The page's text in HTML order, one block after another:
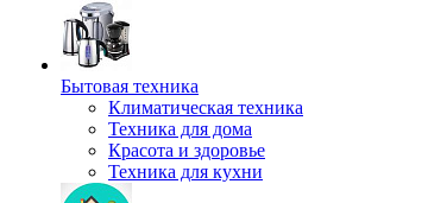
Бытовая техника
Климатическая техника
Техника для дома
Красота и здоровье
Техника для кухни